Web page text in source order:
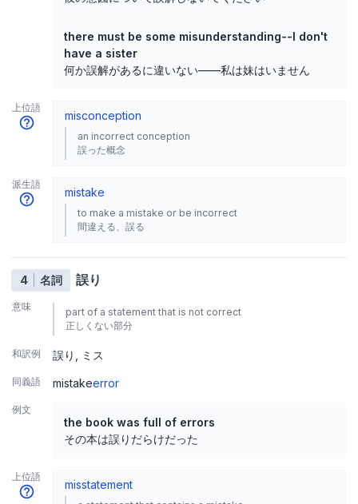
there must be some misunderstanding--I don't
have a sister
何か誤解があるに違いない——私は妹はいません
上位語
misconception
an incorrect conception
誤った概念
派生語
mistake
to make a mistake or be incorrect
間違える、誤る
4 名詞 誤り
意味
part of a statement that is not correct
正しくない部分
和訳例 誤り ミス
同義語 mistakeerror
例文
the book was full of errors
その本は誤りだらけだった
上位語
misstatement